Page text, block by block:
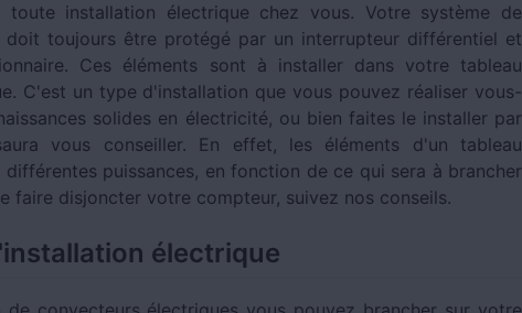
installation électrique chez vous. Votre système de
doit toujours être protégé par un interrupteur différentiel et
Ces éléments sont à installer dans votre tableau
C'est un type d'installation que vous pouvez réaliser vous-
solides en électricité, ou bien faites le installer par
vous conseiller. En effet, les éléments d'un tableau
puissances, en fonction de ce qui sera à brancher
faire disjoncter votre compteur, suivez nos conseils.
électrique